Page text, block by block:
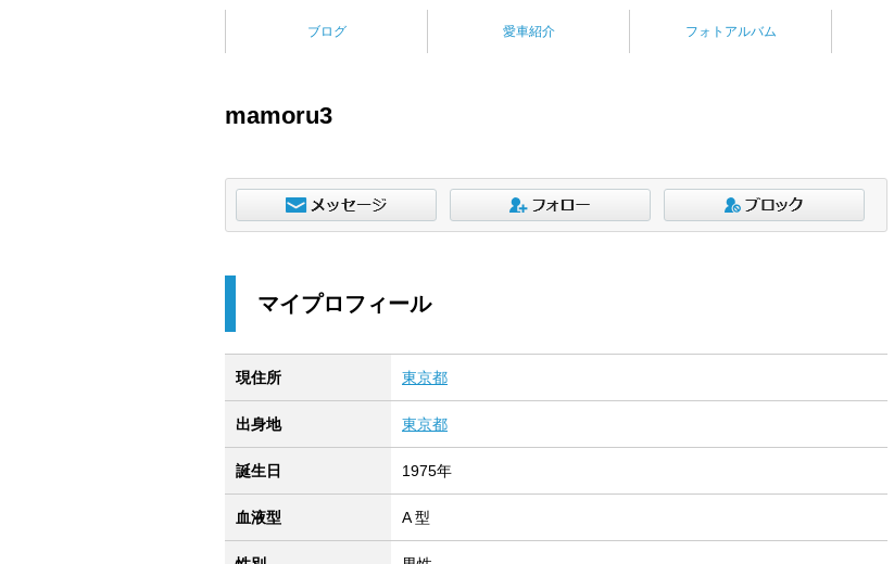
ブログ 愛車紹介 フォトアルバム
mamoru3
マイプロフィール
現住所 東京都
出身地 東京都
誕生日 1975年
血液型 A 型